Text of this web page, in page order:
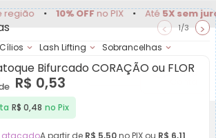
• 10% OFFno PIX • Até5X sem juros •
Lash Lifting Sobrancelhas
Achadinhos Minha
< 1/3 >
Bifurcado CORAÇÃO ou FLOR
R$ 0,53
R$ 0,48 no Pix
atacadoA partir de R$ 5,50no PIX ou R$ 6,11